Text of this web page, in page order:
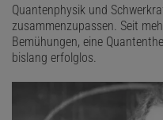
Quantenphysik und
zusammenzupassen. Seit
Bemühungen, eine
bislang erfolglos.